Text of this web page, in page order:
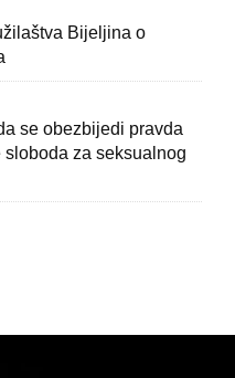
Bijeljina o
se obezbijedi pravda
za seksualnog